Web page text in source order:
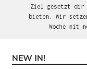
Ziel gesetzt dir
bieten. Wir
Woche mit
Produktgalerie
NEW IN!